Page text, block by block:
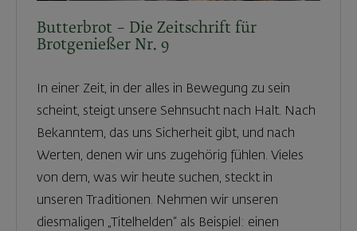
Butterbrot – Die Zeitschrift für
Brotgenießer Nr. 9
In einer Zeit, in der alles in Bewegung zu sein
scheint, steigt unsere Sehnsucht nach Halt. Nach
Bekanntem, das uns Sicherheit gibt, und nach
Werten, denen wir uns zugehörig fühlen. Vieles
von dem, was wir heute suchen, steckt in
unseren Traditionen. Nehmen wir unseren
diesmaligen „Titelhelden“ als Beispiel: einen